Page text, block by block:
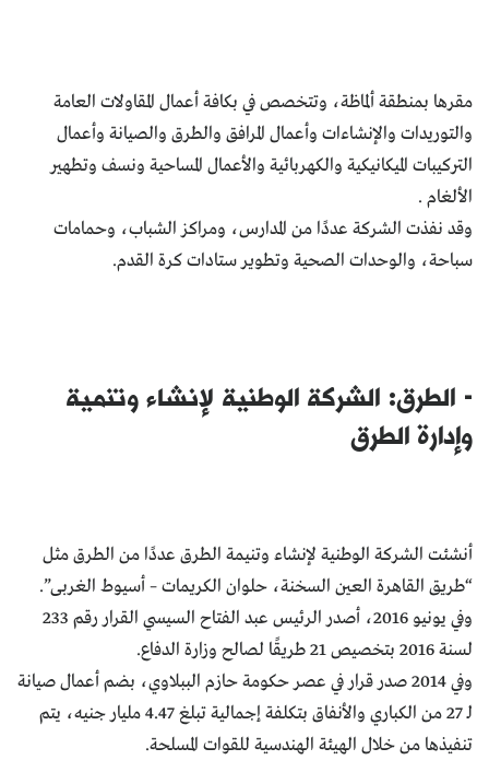
مقرها بمنطقة ألماظة، وتتخصص في بكافة أعمال المقاولات العامة
والتوريدات والإنشاءات وأعمال المرافق والطرق والصيانة وأعمال
التركيبات الميكانيكية والكهربائية والأعمال المساحية ونسف وتطهير
الألغام .
وقد نفذت الشركة عددًا من المدارس، ومراكز الشباب، وحمامات
سباحة، والوحدات الصحية وتطوير ستادات كرة القدم.
- الطرق: الشركة الوطنية لإنشاء وتنمية
وإدارة الطرق
أنشئت الشركة الوطنية لإنشاء وتنيمة الطرق عددًا من الطرق مثل
“طريق القاهرة العين السخنة، حلوان الكريمات – أسيوط الغربى”.
وفي يونيو 2016، أصدر الرئيس عبد الفتاح السيسي القرار رقم 233
لسنة 2016 بتخصيص 21 طريقًا لصالح وزارة الدفاع.
وفي 2014 صدر قرار في عصر حكومة حازم الببلاوي، بضم أعمال صيانة
لـ 27 من الكباري والأنفاق بتكلفة إجمالية تبلغ 4.47 مليار جنيه، يتم
تنفيذها من خلال الهيئة الهندسية للقوات المسلحة.